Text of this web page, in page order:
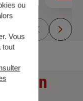
ou
Vous
tout